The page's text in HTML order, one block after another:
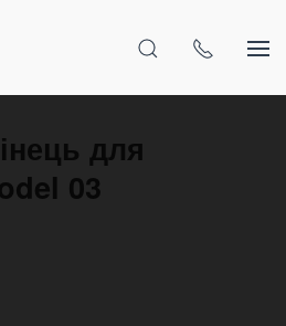
для
03